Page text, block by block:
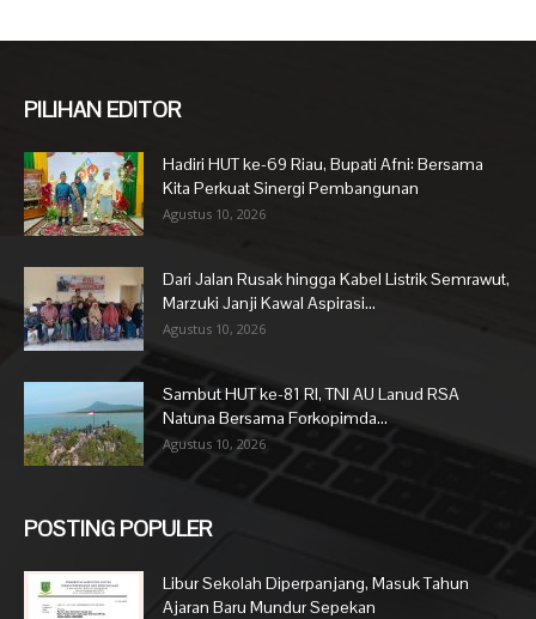
PILIHAN EDITOR
Hadiri HUT ke-69 Riau, Bupati Afni: Bersama
Kita Perkuat Sinergi Pembangunan
Agustus 10, 2026
Dari Jalan Rusak hingga Kabel Listrik Semrawut,
Marzuki Janji Kawal Aspirasi...
Agustus 10, 2026
Sambut HUT ke-81 RI, TNI AU Lanud RSA
Natuna Bersama Forkopimda...
Agustus 10, 2026
POSTING POPULER
Libur Sekolah Diperpanjang, Masuk Tahun
Ajaran Baru Mundur Sepekan